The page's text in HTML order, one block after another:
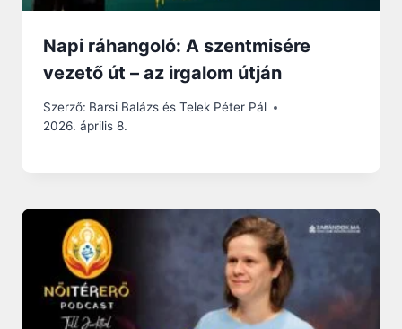
Napi ráhangoló: A szentmisére
vezető út – az irgalom útján
Szerző: Barsi Balázs és Telek Péter Pál
2026. április 8.